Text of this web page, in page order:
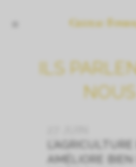
ILS
NOUS
L’AGRICULTURE
AMÉLIORE BIEN